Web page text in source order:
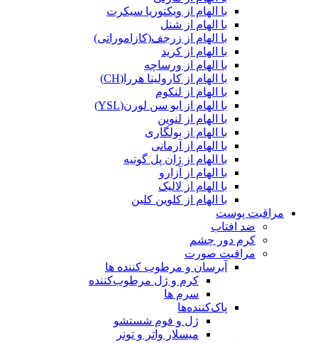
با الهام از ویکتوریا سیکرت
با الهام از شنل
با الهام از زرجف(کازاموراتی)
با الهام از کرید
با الهام از ورساچه
با الهام از کارولینا هررا(CH)
با الهام از لنکوم
با الهام از ایو سن لورن(YSL)
با الهام از لنوین
با الهام از بولگاری
با الهام از آرمانی
با الهام از ژان پل گوتیه
با الهام از آزارو
با الهام از لالیک
با الهام از کلوین کلین
مراقبت پوست
ضد افتاب
کرم دور چشم
مراقبت صورت
آبرسان و مرطوب کننده ها
کرم و ژل مرطوب‌کننده
سرم ها
پاک‌کننده‌ها
ژل و فوم شستشو
میسلار واتر و تونر